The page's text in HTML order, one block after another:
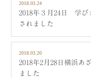
2018.03.24
2018年３月24日 学び
されました
2018.03.20
2018年2月28日横浜あ
ました